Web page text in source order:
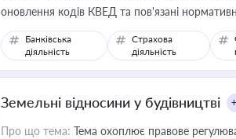
оновлення кодів КВЕД та пов'язані
Банківська
діяльність
Страхова
діяльність
Земельні відносини у будівництві
Про що тема: Тема охоплює правове